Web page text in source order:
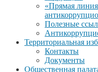
«Прямая
Полезные
Территориальная
Контакты
Документы
Общественная